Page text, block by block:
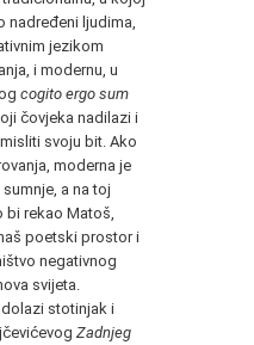
ljudima,
jezikom
i modernu, u
cogito ergo sum
čovjeka nadilazi i
svoju bit. Ako
moderna je
a na toj
bi rekao Matoš,
poetski prostor i
negativnog
svijeta.
stotinjak i
Zadnjeg